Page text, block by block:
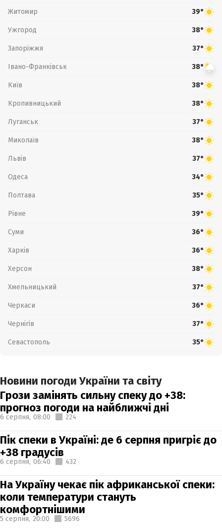
Житомир 39°
Ужгород 38°
Запоріжжя 37°
Івано-Франківськ 38°
Київ 38°
Кропивницький 38°
Луганськ 37°
Миколаїв 38°
Львів 37°
Одеса 34°
Полтава 35°
Рівне 39°
Суми 36°
Харків 36°
Херсон 38°
Хмельницький 37°
Черкаси 36°
Чернігів 37°
Севастополь 35°
Новини погоди України та світу
Грози замінять сильну спеку до +38:
прогноз погоди на найближчі дні
6 серпня, 08:00 224
Пік спеки в Україні: де 6 серпня пригріє до
+38 градусів
6 серпня, 06:40 432
На Україну чекає пік африканської спеки:
коли температури стануть
комфортнішими
5 серпня, 20:00 5696